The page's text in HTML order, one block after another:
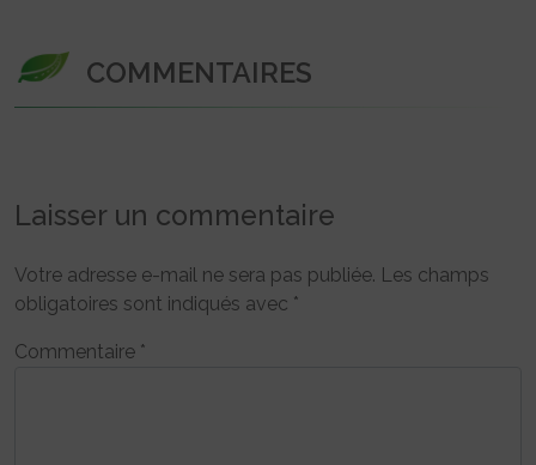
COMMENTAIRES
Laisser un commentaire
Votre adresse e-mail ne sera pas publiée. Les champs
obligatoires sont indiqués avec *
Commentaire *